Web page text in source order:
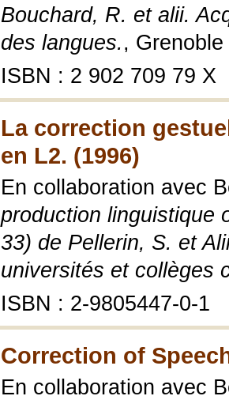
Bouchard, R. et alii.
des langues. ,
ISBN : 2 902 709 79 X
La correction
en L2. (1996)
En collaboration avec
production linguistique
33) de Pellerin, S. et
universités et collèges
ISBN : 2-9805447-0-1
Correction of
En collaboration avec